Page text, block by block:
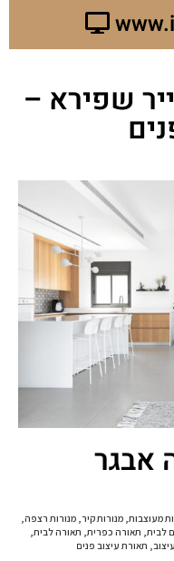
שפירא –
אבגר
מעוצבות, מנורות קיר, מנורות רצפה,
לבית, תאורה כפרית, תאורה לבית,
, תאורת עיצוב פנים